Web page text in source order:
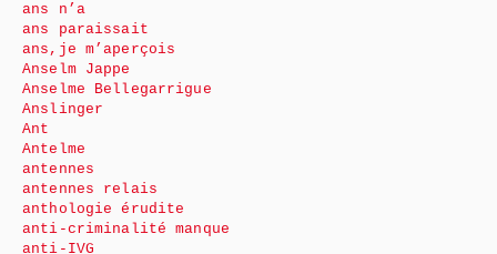
ans n’a
ans paraissait
ans,je m’aperçois
Anselm Jappe
Anselme Bellegarrigue
Anslinger
Ant
Antelme
antennes
antennes relais
anthologie érudite
anti-criminalité manque
anti-IVG